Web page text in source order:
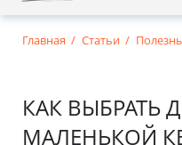
Главная Статьи
КАК ВЫБРАТЬ
МАЛЕНЬКОЙ